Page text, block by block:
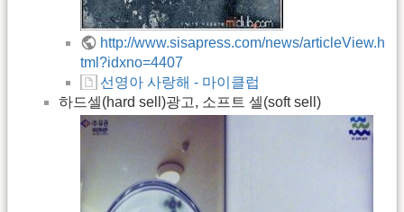
http://www.sisapress.com/news/articleView.h
tml?idxno=4407
선영아 사랑해 - 마이클럽
하드셀(hard sell)광고, 소프트 셀(soft sell)